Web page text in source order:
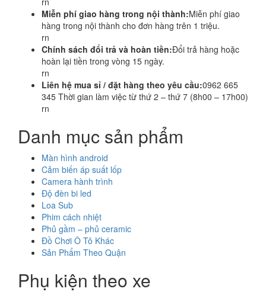
Miễn phí giao hàng trong nội thành:Miễn phí giao
hàng trong nội thành cho đơn hàng trên 1 triệu.
rn
Chính sách đổi trả và hoàn tiền:Đổi trả hàng hoặc
hoàn lại tiền trong vòng 15 ngày.
rn
Liên hệ mua sỉ / đặt hàng theo yêu cầu:0962 665
345 Thời gian làm việc từ thứ 2 – thứ 7 (8h00 – 17h00)
rn
Danh mục sản phẩm
Màn hình android
Cảm biến áp suất lốp
Camera hành trình
Độ đèn bi led
Loa Sub
Phim cách nhiệt
Phủ gầm – phủ ceramic
Đồ Chơi Ô Tô Khác
Sản Phẩm Theo Quận
Phụ kiện theo xe